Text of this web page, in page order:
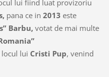
lui fiind luat provizoriu
pana ce in 2013 este
Barbu,votat de mai multe
locul lui Cristi Pup, venind